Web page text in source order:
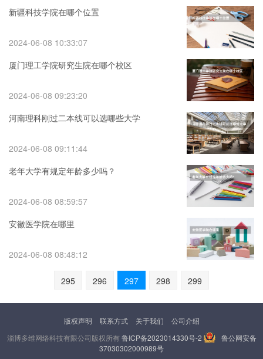
新疆科技学院在哪个位置
2024-06-08 10:33:07
厦门理工学院研究生院在哪个校区
2024-06-08 09:23:20
河南理科刚过二本线可以选哪些大学
2024-06-08 09:11:44
老年大学有规定年龄多少吗？
2024-06-08 08:59:57
安徽医学院在哪里
2024-06-08 08:48:12
295 296 297 298 299
版权声明 联系方式 关于我们
公司介绍
淄博多维网络科技有限公司版权所有鲁ICP备2023014330号-2
鲁公网安备
37030302000989号